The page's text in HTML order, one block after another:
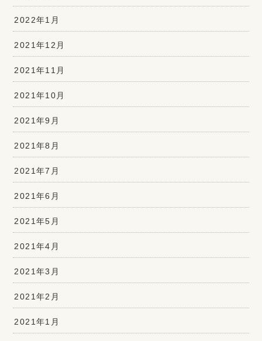
2022年1月
2021年12月
2021年11月
2021年10月
2021年9月
2021年8月
2021年7月
2021年6月
2021年5月
2021年4月
2021年3月
2021年2月
2021年1月